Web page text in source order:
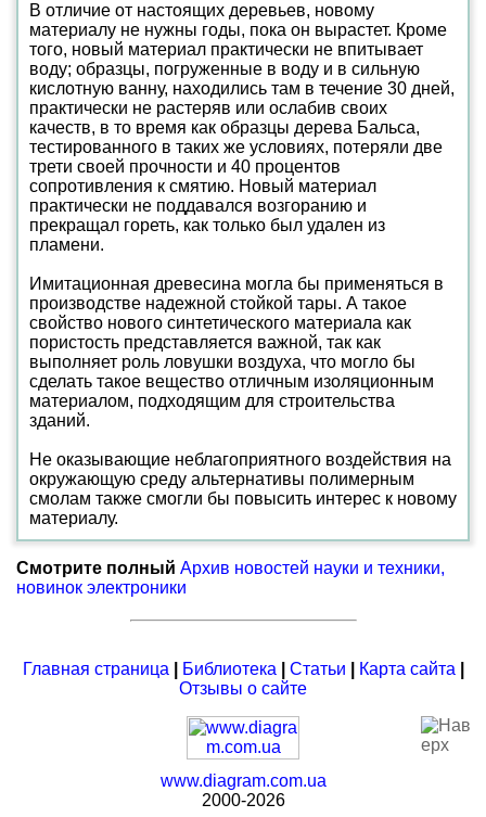
В отличие от настоящих деревьев, новому
материалу не нужны годы, пока он вырастет. Кроме
того, новый материал практически не впитывает
воду; образцы, погруженные в воду и в сильную
кислотную ванну, находились там в течение 30 дней,
практически не растеряв или ослабив своих
качеств, в то время как образцы дерева Бальса,
тестированного в таких же условиях, потеряли две
трети своей прочности и 40 процентов
сопротивления к смятию. Новый материал
практически не поддавался возгоранию и
прекращал гореть, как только был удален из
пламени.
Имитационная древесина могла бы применяться в
производстве надежной стойкой тары. А такое
свойство нового синтетического материала как
пористость представляется важной, так как
выполняет роль ловушки воздуха, что могло бы
сделать такое вещество отличным изоляционным
материалом, подходящим для строительства
зданий.
Не оказывающие неблагоприятного воздействия на
окружающую среду альтернативы полимерным
смолам также смогли бы повысить интерес к новому
материалу.
Смотрите полный Архив новостей науки и техники,
новинок электроники
Главная страница Библиотека Статьи Карта сайта
Отзывы о сайте
www.diagram.com.ua
2000-2026